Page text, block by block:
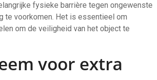
fysieke barrière tegen ongewenste
te voorkomen. Het is essentieel om
om de veiligheid van het object te
voor extra